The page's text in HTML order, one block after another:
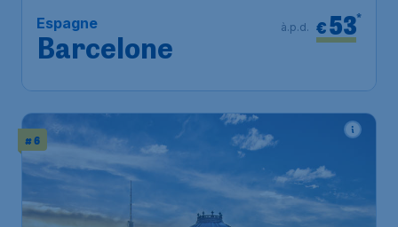
Espagne
Barcelone
€53*
à.p.d.
# 6